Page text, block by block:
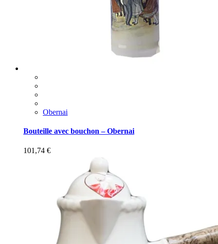
Obernai
Bouteille avec bouchon – Obernai
101,74 €